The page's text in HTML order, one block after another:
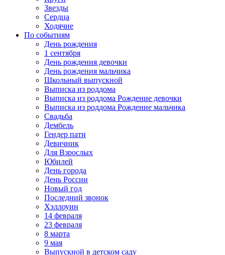
Звезды
Сердца
Ходячие
По событиям
День рождения
1 сентября
День рождения девочки
День рождения мальчика
Школьный выпускной
Выписка из роддома
Выписка из роддома Рождение девочки
Выписка из роддома Рождение мальчика
Свадьба
Дембель
Гендер пати
Девичник
Для Взрослых
Юбилей
День города
День России
Новый год
Последний звонок
Хэллоуин
14 февраля
23 февраля
8 марта
9 мая
Выпускной в детском саду